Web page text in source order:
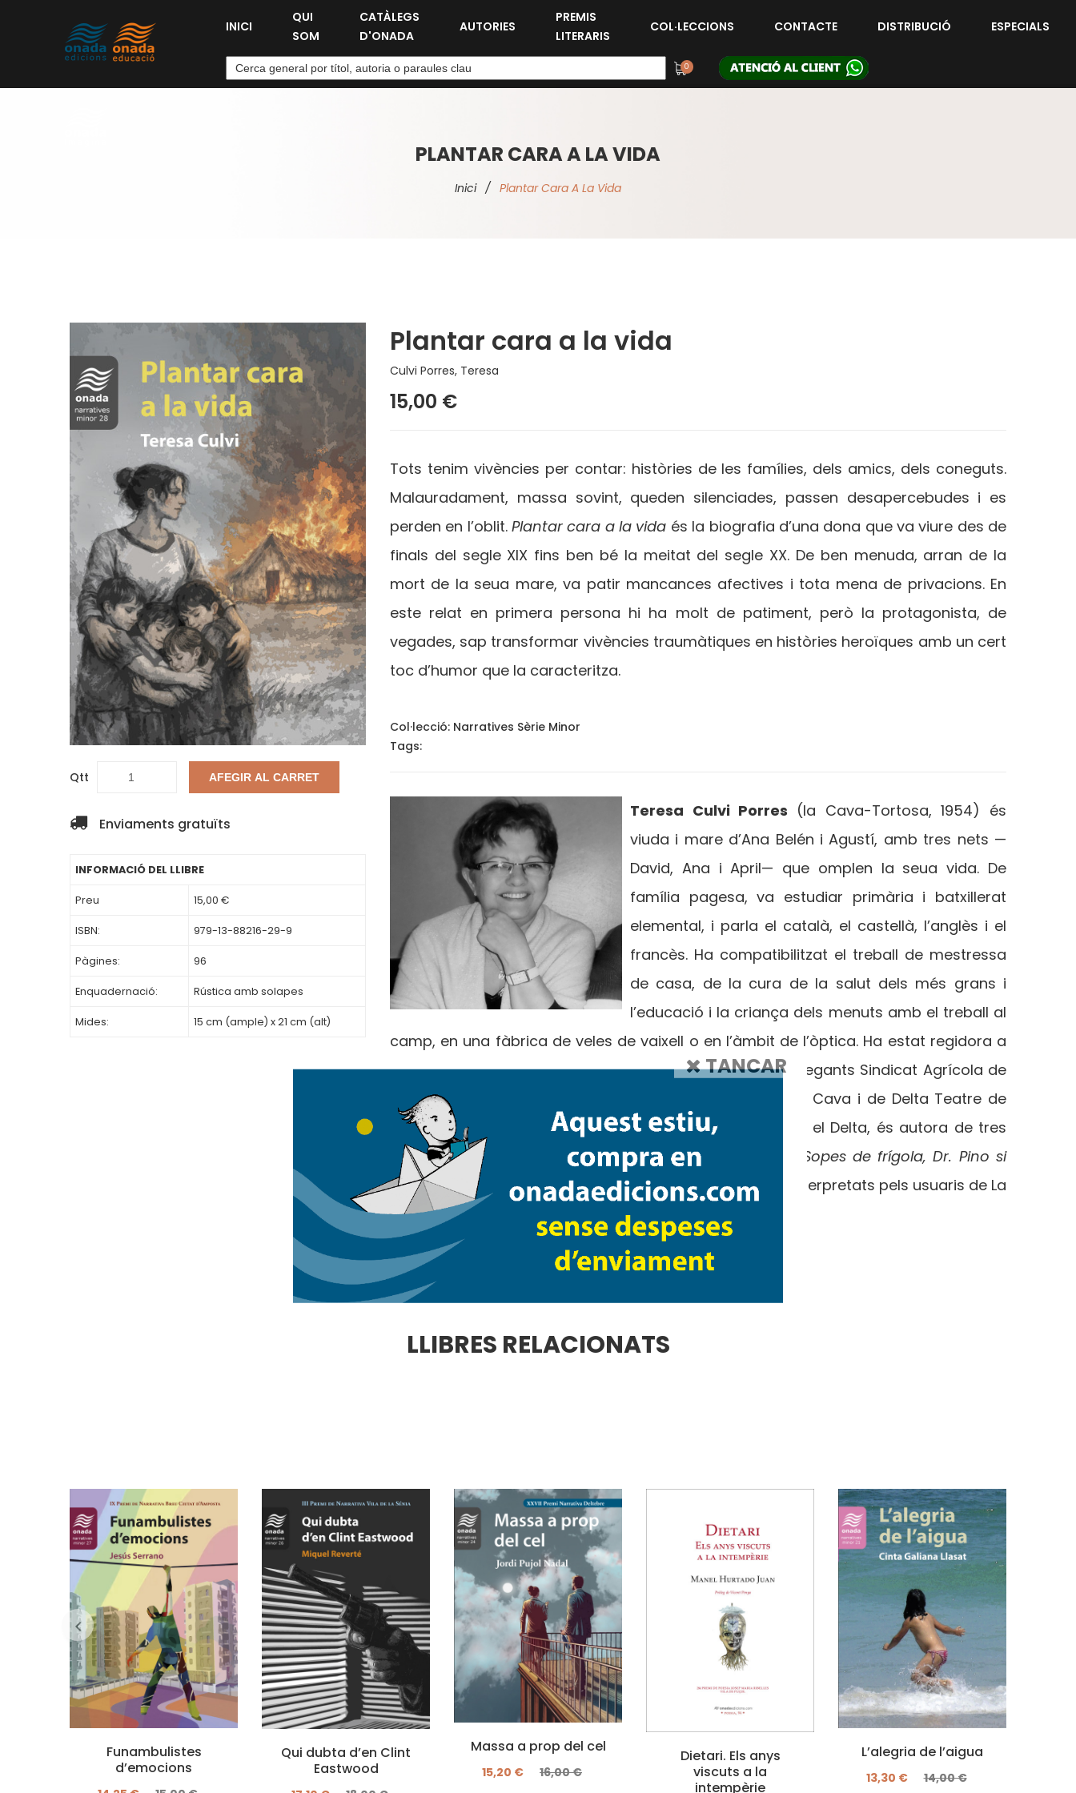
INICI
QUI
SOM
CATÀLEGS
D'ONADA
AUTORIES
PREMIS
LITERARIS
COL·LECCIONS CONTACTE DISTRIBUCIÓ ESPECIALS
0
PLANTAR CARA A LA VIDA
Inici / Plantar Cara A La Vida
Qtt AFEGIR AL CARRET
Enviaments gratuïts
INFORMACIÓ DEL LLIBRE
Preu 15,00 €
ISBN: 979-13-88216-29-9
Pàgines: 96
Enquadernació: Rústica amb solapes
Mides: 15 cm (ample) x 21 cm (alt)
Plantar cara a la vida
Culvi Porres, Teresa
15,00 €
Tots tenim vivències per contar: històries de les famílies, dels amics, dels coneguts.
Malauradament, massa sovint, queden silenciades, passen desapercebudes i es
perden en l’oblit.Plantar cara a la vida és la biografia d’una dona que va viure des de
finals del segle XIX fins ben bé la meitat del segle XX. De ben menuda, arran de la
mort de la seua mare, va patir mancances afectives i tota mena de privacions. En
este relat en primera persona hi ha molt de patiment, però la protagonista, de
vegades, sap transformar vivències traumàtiques en històries heroïques amb un cert
toc d’humor que la caracteritza.
Col·lecció: Narratives Sèrie Minor
Tags:
Teresa Culvi Porres (la Cava-Tortosa, 1954) és
viuda i mare d’Ana Belén i Agustí, amb tres nets —
David, Ana i April— que omplen la seua vida. De
família pagesa, va estudiar primària i batxillerat
elemental, i parla el català, el castellà, l’anglès i el
francès. Ha compatibilitzat el treball de mestressa
de casa, de la cura de la salut dels més grans i
l’educació i la criança dels menuts amb el treball al
camp, en una fàbrica de veles de vaixell o en l’àmbit de l’òptica. Ha estat regidora a
l’Ajuntament de Deltebre i membre de la Comunitat de Regants Sindicat Agrícola de
l’Ebre. Ha format part de l’Associació de La Passió de la Cava i de Delta Teatre de
Deltebre. Amant de la lectura, l’escriptura, la muntanya i el Delta, és autora de tres
obres de teatre representades a les Terres de l’Ebre —
Sopes de frígola, Dr. Pino si
l’encerto l’endevinoiAu Manolo!— i de diversos sainets interpretats pels usuaris de La
Duna.
LLIBRES RELACIONATS
Funambulistes
d’emocions
Qui dubta d’en Clint
Eastwood
Massa a prop del cel
15,20 € 16,00 €
Dietari. Els anys
viscuts a la
intempèrie
L’alegria de l’aigua
13,30 € 14,00 €
TANCAR